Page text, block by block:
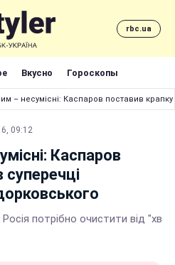
rbc.ua
Вкусно Гороскопы
– несумісні: Каспаров поставив
09:12
Каспаров
потрібно очистити від "хв